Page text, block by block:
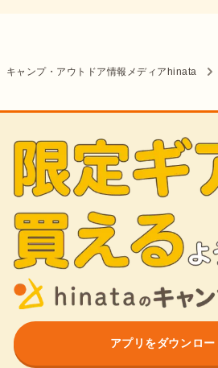
キャンプ・アウトドア情報メディアhinata
アプリをダウンロー